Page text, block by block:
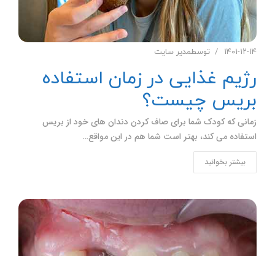
۱۴۰۱-۱۲-۱۴ توسطمدیر سایت
رژیم غذایی در زمان استفاده
بریس چیست؟
زمانی که کودک شما برای صاف کردن دندان های خود از بریس
استفاده می کند، بهتر است شما هم در این مواقع…
بیشتر بخوانید